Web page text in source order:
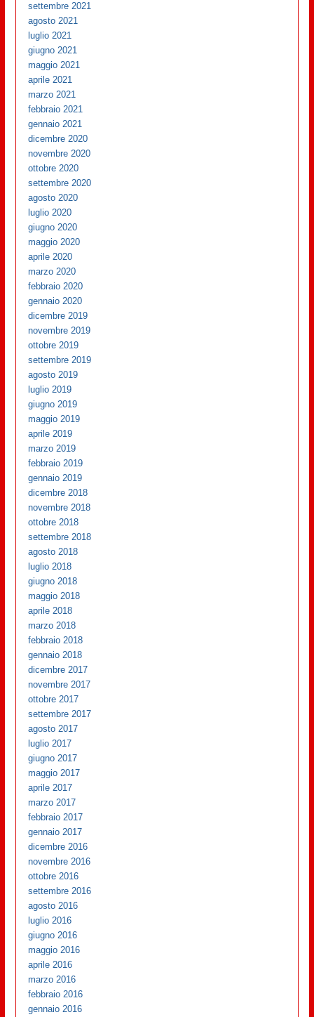
settembre 2021
agosto 2021
luglio 2021
giugno 2021
maggio 2021
aprile 2021
marzo 2021
febbraio 2021
gennaio 2021
dicembre 2020
novembre 2020
ottobre 2020
settembre 2020
agosto 2020
luglio 2020
giugno 2020
maggio 2020
aprile 2020
marzo 2020
febbraio 2020
gennaio 2020
dicembre 2019
novembre 2019
ottobre 2019
settembre 2019
agosto 2019
luglio 2019
giugno 2019
maggio 2019
aprile 2019
marzo 2019
febbraio 2019
gennaio 2019
dicembre 2018
novembre 2018
ottobre 2018
settembre 2018
agosto 2018
luglio 2018
giugno 2018
maggio 2018
aprile 2018
marzo 2018
febbraio 2018
gennaio 2018
dicembre 2017
novembre 2017
ottobre 2017
settembre 2017
agosto 2017
luglio 2017
giugno 2017
maggio 2017
aprile 2017
marzo 2017
febbraio 2017
gennaio 2017
dicembre 2016
novembre 2016
ottobre 2016
settembre 2016
agosto 2016
luglio 2016
giugno 2016
maggio 2016
aprile 2016
marzo 2016
febbraio 2016
gennaio 2016